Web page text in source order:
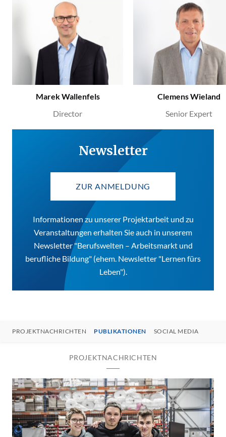
Marek Wallenfels
Director
Clemens Wieland
Senior Expert
Newsletter
ZUR ANMELDUNG
Informationen zu unserer Projektarbeit und zu
Veranstaltungen erhalten Sie auch in unserem
Newsletter "Berufswelten – Arbeitsmarkt und
berufliche Bildung" (ehem. Newsletter "Lernen fürs
Leben").
PROJEKTNACHRICHTEN PUBLIKATIONEN SOCIAL MEDIA
PROJEKTNACHRICHTEN